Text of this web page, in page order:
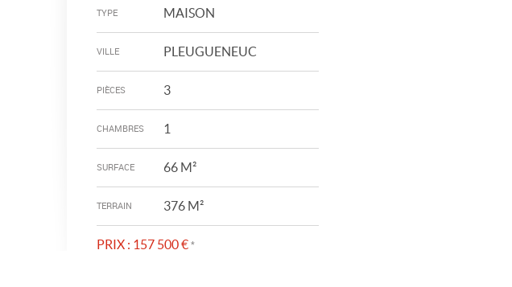
TYPE MAISON
VILLE PLEUGUENEUC
PIÈCES 3
CHAMBRES 1
SURFACE 66 M²
TERRAIN 376 M²
PRIX : 157 500 € *